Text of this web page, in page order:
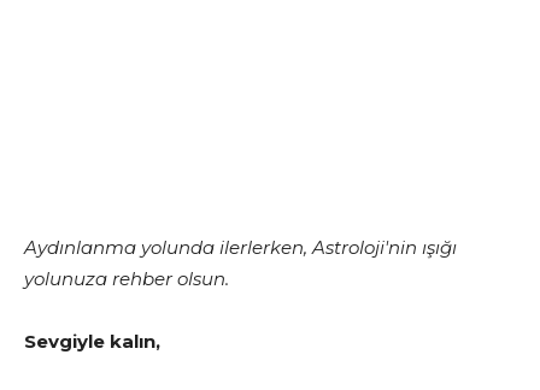
Aydınlanma yolunda ilerlerken, Astroloji'nin ışığı
yolunuza rehber olsun.
Sevgiyle kalın,